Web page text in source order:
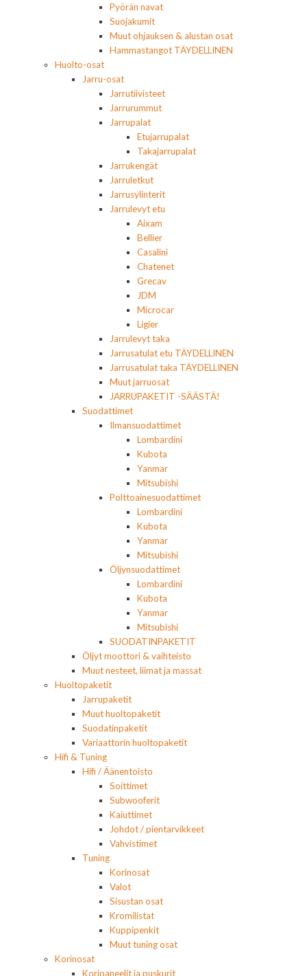
Pyörän navat
Suojakumit
Muut ohjauksen & alustan osat
Hammastangot TÄYDELLINEN
Huolto-osat
Jarru-osat
Jarrutiivisteet
Jarrurummut
Jarrupalat
Etujarrupalat
Takajarrupalat
Jarrukengät
Jarruletkut
Jarrusylinterit
Jarrulevyt etu
Aixam
Bellier
Casalini
Chatenet
Grecav
JDM
Microcar
Ligier
Jarrulevyt taka
Jarrusatulat etu TÄYDELLINEN
Jarrusatulat taka TÄYDELLINEN
Muut jarruosat
JARRUPAKETIT -SÄÄSTÄ!
Suodattimet
Ilmansuodattimet
Lombardini
Kubota
Yanmar
Mitsubishi
Polttoainesuodattimet
Lombardini
Kubota
Yanmar
Mitsubishi
Öljynsuodattimet
Lombardini
Kubota
Yanmar
Mitsubishi
SUODATINPAKETIT
Öljyt moottori & vaihteisto
Muut nesteet, liimat ja massat
Huoltopaketit
Jarrupaketit
Muut huoltopaketit
Suodatinpaketit
Variaattorin huoltopaketit
Hifi & Tuning
Hifi / Äänentoisto
Soittimet
Subwooferit
Kaiuttimet
Johdot / pientarvikkeet
Vahvistimet
Tuning
Korinosat
Valot
Sisustan osat
Kromilistat
Kuppipenkit
Muut tuning osat
Korinosat
Koripaneelit ja puskurit